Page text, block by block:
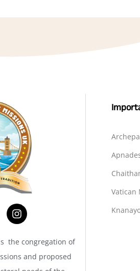
the congregation of
and proposed
Vatican